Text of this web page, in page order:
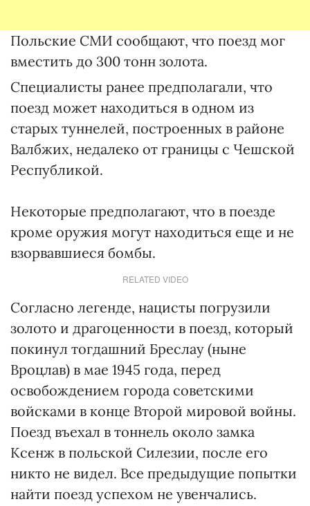
Польские СМИ сообщают, что поезд мог
вместить до 300 тонн золота.
Специалисты ранее предполагали, что
поезд может находиться в одном из
старых туннелей, построенных в районе
Валбжих, недалеко от границы с Чешской
Республикой.
Некоторые предполагают, что в поезде
кроме оружия могут находиться еще и не
взорвавшиеся бомбы.
RELATED VIDEO
Согласно легенде, нацисты погрузили
золото и драгоценности в поезд, который
покинул тогдашний Бреслау (ныне
Вроцлав) в мае 1945 года, перед
освобождением города советскими
войсками в конце Второй мировой войны.
Поезд въехал в тоннель около замка
Ксенж в польской Силезии, после его
никто не видел. Все предыдущие попытки
найти поезд успехом не увенчались.